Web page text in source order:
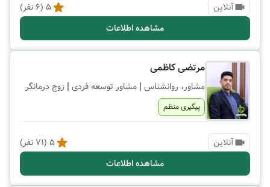
آنلاین 5
(
6 نفر)
مشاهده اطلاعات
مرتضی کاظمی
مشاور، روانشناس | مشاور توسعه فردی | زوج درمانگر
پیگیری منظم
آنلاین 5
(
71 نفر)
مشاهده اطلاعات